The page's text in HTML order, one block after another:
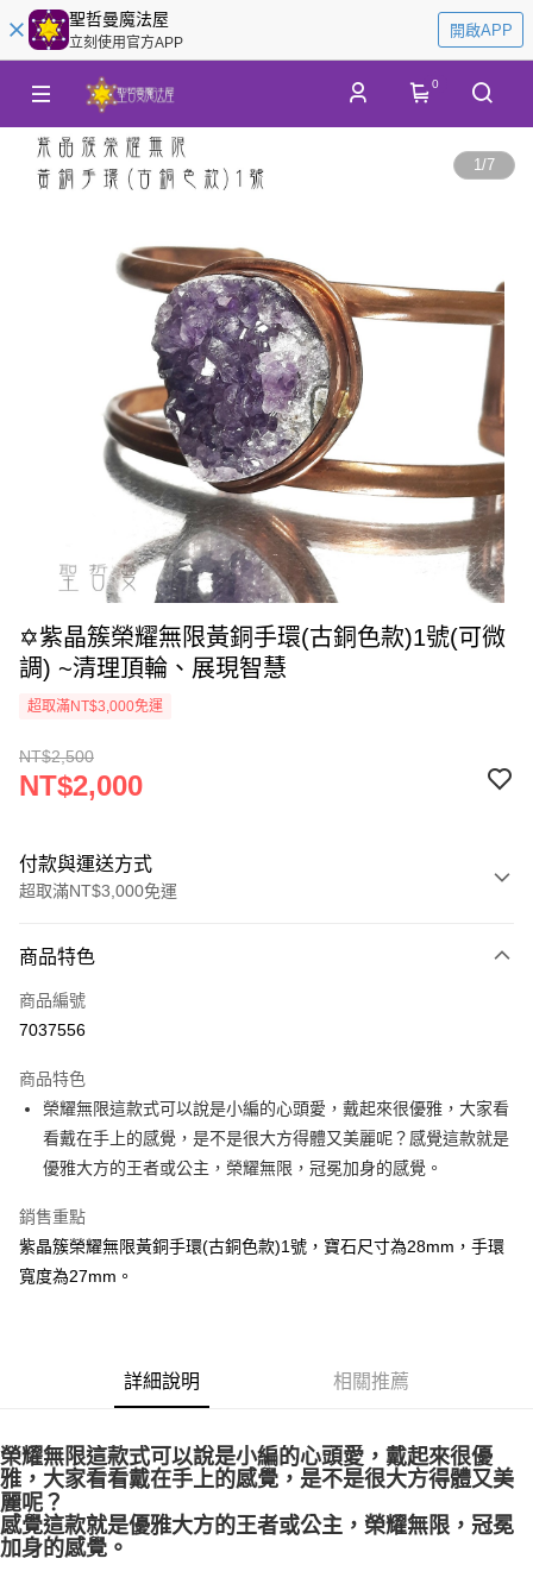
聖哲曼魔法屋
立刻使用官方APP
開啟APP
0
1/7
✡️紫晶簇榮耀無限黃銅手環(古銅色款)1號(可微
調) ~清理頂輪、展現智慧
超取滿NT$3,000免運
NT$2,500
NT$2,000
付款與運送方式
超取滿NT$3,000免運
信用卡一次付款
超商取貨付款
Apple Pay
街口支付
ATM付款
7-11取貨付款
賣家宅配幫您送（台灣）
每筆NT$80，滿NT$3,000(含以上)免運費
郵局幫你送（離島）
商品特色
商品編號
7037556
商品特色
榮耀無限這款式可以說是小編的心頭愛，戴起來很優雅，大家看
看戴在手上的感覺，是不是很大方得體又美麗呢？感覺這款就是
優雅大方的王者或公主，榮耀無限，冠冕加身的感覺。
銷售重點
紫晶簇榮耀無限黃銅手環(古銅色款)1號，寶石尺寸為28mm，手環
寬度為27mm。
詳細說明 相關推薦
榮耀無限這款式可以說是小編的心頭愛，戴起來很優
雅，大家看看戴在手上的感覺，是不是很大方得體又美
麗呢？
感覺這款就是優雅大方的王者或公主，榮耀無限，冠冕
加身的感覺。